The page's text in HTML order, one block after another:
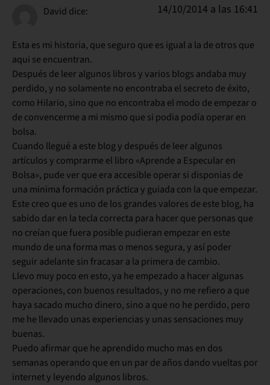
David dice: 14/10/2014 a las 16:41
Esta es mi historia, que seguro que es igual a la de otros que
aqui se encuentran.
Después de leer algunos libros y varios blogs andaba muy
perdido, y no solamente no encontraba el secreto de éxito,
como Hilario, sino que no encontraba el modo de empezar o
de convencerme a mi mismo que si podia podía operar en
bolsa.
Cuando llegué a este blog y después de leer algunos
artículos y comprarme el libro «Aprende a Especular en
Bolsa», pude ver que era accesible operar si disponias de
una minima formación práctica y guiada con la que empezar.
Este creo que es uno de los grandes valores de este blog, ha
sabido dar en la tecla correcta para hacer que personas que
no creían que fuera posible pudieran empezar en este
mundo de una forma mas o menos segura, y así poder
seguir adelante sin fracasar a la primera de cambio.
Llevo muy poco en esto, ya he empezado a hacer algunas
operaciones, con buenos resultados, y no me refiero a que
haya sacado mucho dinero, sino a que no he perdido, pero
me he llevado unas experiencias y unas sensaciones muy
buenas.
Puedo afirmar que he aprendido mucho mas en dos
semanas operando que en un par de años dando vueltas por
internet y leyendo algunos libros.